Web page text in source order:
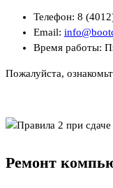
Телефон: 8
Email:
Время работы:
Пожалуйста,
Ремонт